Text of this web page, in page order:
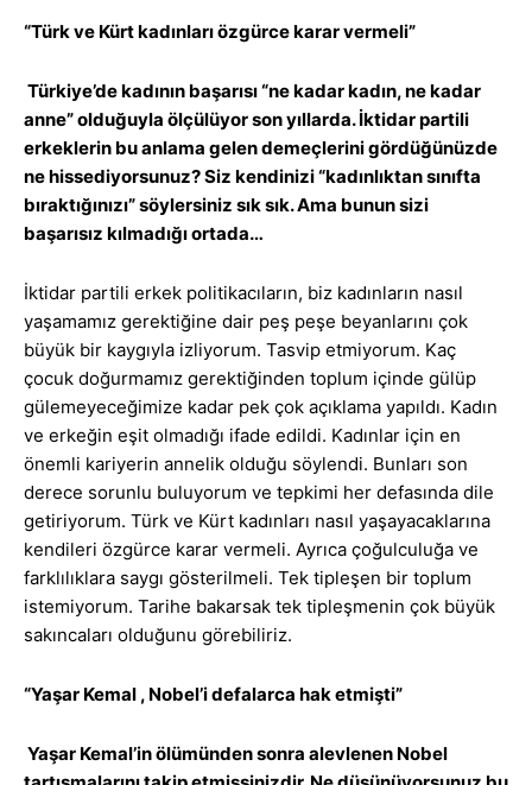
“Türk ve Kürt kadınları özgürce karar vermeli”
Türkiye’de kadının başarısı “ne kadar kadın, ne kadar
anne” olduğuyla ölçülüyor son yıllarda. İktidar partili
erkeklerin bu anlama gelen demeçlerini gördüğünüzde
ne hissediyorsunuz? Siz kendinizi “kadınlıktan sınıfta
bıraktığınızı” söylersiniz sık sık. Ama bunun sizi
başarısız kılmadığı ortada…
İktidar partili erkek politikacıların, biz kadınların nasıl
yaşamamız gerektiğine dair peş peşe beyanlarını çok
büyük bir kaygıyla izliyorum. Tasvip etmiyorum. Kaç
çocuk doğurmamız gerektiğinden toplum içinde gülüp
gülemeyeceğimize kadar pek çok açıklama yapıldı. Kadın
ve erkeğin eşit olmadığı ifade edildi. Kadınlar için en
önemli kariyerin annelik olduğu söylendi. Bunları son
derece sorunlu buluyorum ve tepkimi her defasında dile
getiriyorum. Türk ve Kürt kadınları nasıl yaşayacaklarına
kendileri özgürce karar vermeli. Ayrıca çoğulculuğa ve
farklılıklara saygı gösterilmeli. Tek tipleşen bir toplum
istemiyorum. Tarihe bakarsak tek tipleşmenin çok büyük
sakıncaları olduğunu görebiliriz.
“Yaşar Kemal , Nobel’i defalarca hak etmişti”
Yaşar Kemal’in ölümünden sonra alevlenen Nobel